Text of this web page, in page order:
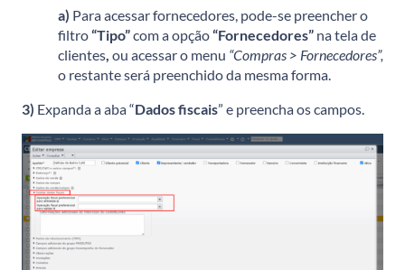
a) Para acessar fornecedores, pode-se preencher o
filtro“Tipo”com a opção“Fornecedores” na tela de
clientes ou acessar o menu “Compras > Fornecedores”,
o restante será preenchido da mesma forma.
3) Expanda a aba “Dados fiscais” e preencha os campos.